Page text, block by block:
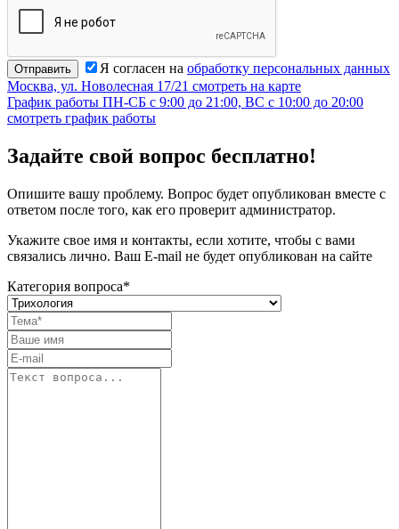
Отправить Я согласен на обработку персональных данных
Москва, ул. Новолесная 17/21 смотреть на карте
График работы ПН-СБ с 9:00 до 21:00, ВС с 10:00 до 20:00
смотреть график работы
Задайте свой вопрос бесплатно!
Опишите вашу проблему. Вопрос будет опубликован вместе с
ответом после того, как его проверит администратор.
Укажите свое имя и контакты, если хотите, чтобы с вами
связались лично. Ваш E-mail не будет опубликован на сайте
Категория вопроса*